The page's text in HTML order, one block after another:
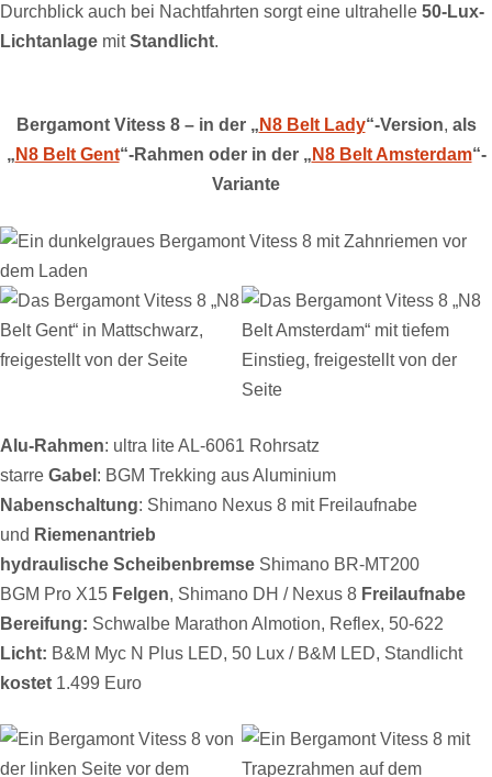
Durchblick auch bei Nachtfahrten sorgt eine ultrahelle 50-Lux-
Lichtanlage mitStandlicht.
Bergamont Vitess 8 – in der „N8 Belt Lady“-Version, als
„N8 Belt Gent“-Rahmen oder in der „N8 Belt Amsterdam“-
Variante
Alu-Rahmen: ultra lite AL-6061 Rohrsatz
starre Gabel: BGM Trekking aus Aluminium
Nabenschaltung: Shimano Nexus 8 mit Freilaufnabe
und Riemenantrieb
hydraulische Scheibenbremse Shimano BR-MT200
BGM Pro X15 Felgen, Shimano DH / Nexus 8 Freilaufnabe
Bereifung: Schwalbe Marathon Almotion, Reflex, 50-622
Licht: B&M Myc N Plus LED, 50 Lux / B&M LED, Standlicht
kostet 1.499 Euro